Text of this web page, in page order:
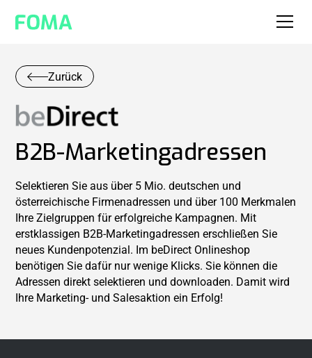
Zurück
B2B-Marketingadressen
Selektieren Sie aus über 5 Mio. deutschen und
österreichische Firmenadressen und über 100 Merkmalen
Ihre Zielgruppen für erfolgreiche Kampagnen. Mit
erstklassigen B2B-Marketingadressen erschließen Sie
neues Kundenpotenzial. Im beDirect Onlineshop
benötigen Sie dafür nur wenige Klicks. Sie können die
Adressen direkt selektieren und downloaden. Damit wird
Ihre Marketing- und Salesaktion ein Erfolg!